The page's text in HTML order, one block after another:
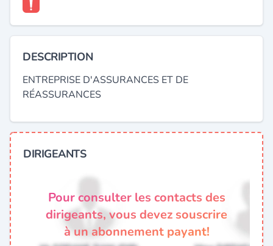
DESCRIPTION
ENTREPRISE D'ASSURANCES ET DE
RÉASSURANCES
DIRIGEANTS
Pour consulter les contacts des
dirigeants, vous devez souscrire
à un abonnement payant!